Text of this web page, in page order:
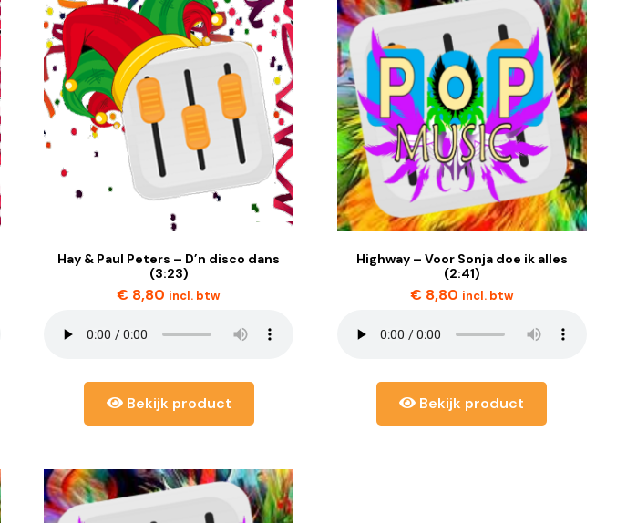
Hay & Paul Peters – D’n disco dans
(3:23)
€ 8,80 incl. btw
Bekijk product
Highway – Voor Sonja doe ik alles
(2:41)
€8,80 incl. btw
Bekijk product